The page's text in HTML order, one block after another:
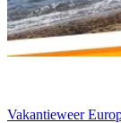
Vakantieweer